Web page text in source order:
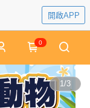
開啟APP
0
1/3